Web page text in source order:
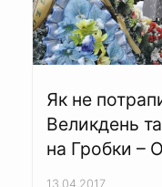
Як не
Великдень
на Гробки
13.04.2017